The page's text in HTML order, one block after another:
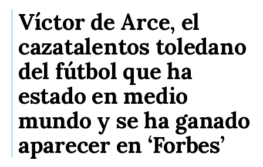
Víctor de Arce, el
cazatalentos toledano
del fútbol que ha
estado en medio
mundo y se ha ganado
aparecer en ‘Forbes’